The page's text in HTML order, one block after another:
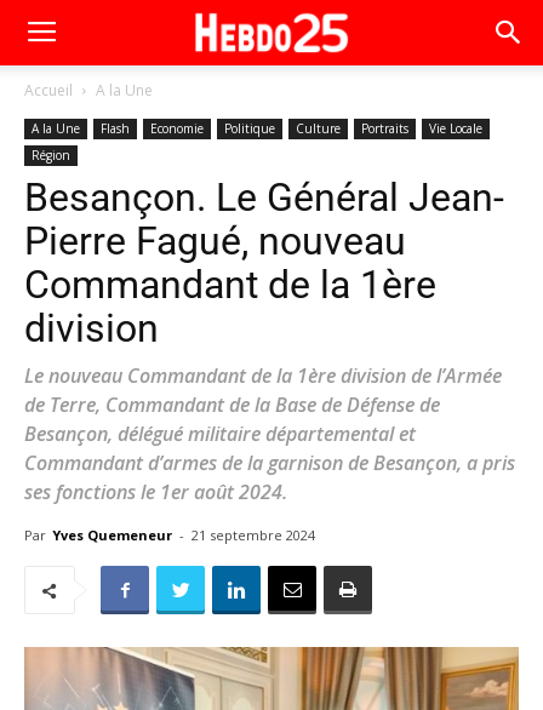
Accueil A la Une
A la Une Flash Economie Politique Culture Portraits
Vie Locale
Région
Besançon. Le Général Jean-
Pierre Fagué, nouveau
Commandant de la 1ère
division
Le nouveau Commandant de la 1ère division de l’Armée
de Terre, Commandant de la Base de Défense de
Besançon, délégué militaire départemental et
Commandant d’armes de la garnison de Besançon, a pris
ses fonctions le 1er août 2024.
Par Yves Quemeneur - 21 septembre 2024